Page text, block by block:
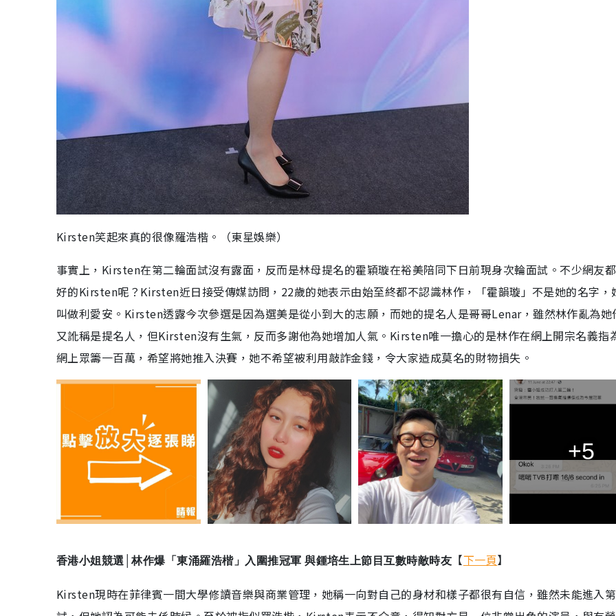
Kirsten笑起來真的很像羅浩楷。（東星娛樂）
事實上，Kirsten在第二輪面試沒有露面，反而是林母提名的霍穎璇在裕美陪同下日前現身次輪面試。不少網友
好的Kirsten呢？Kirsten近日接受傳媒訪問，22歲的她表示由始至終都不認識林作，「霍韻璇」不是她的名字，
叫做利愛安。Kirsten透露今次參選是因為選美是從小到大的志願，而她的提名人是哥哥Lenar，雖然林作亂為她
又訛稱是提名人，但Kirsten沒有生氣，反而多謝他為她增加人氣。Kirsten唯一擔心的是林作在網上開宗名義指
網上眾籌一百萬，希望將她推入決賽，她不希望被利用敲詐金錢，令大家造成莫名的財物損失。
+5
香港小姐競選│林作爆「東涌羅浩楷」入圍推冠軍 與鍾培生上節目互數時敵時友 【下一頁】
Kirsten現時在菲律賓一間大學修讀音樂與商業管理，她稱一向對自己的身材和樣子都很有自信，雖然未能進入